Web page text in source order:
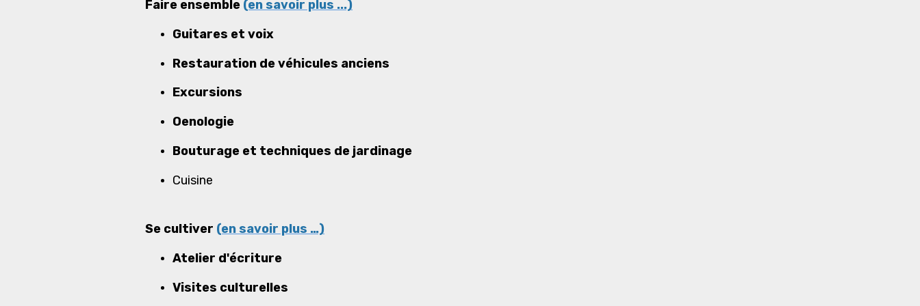
Faire ensemble (en savoir plus ...)
Guitares et voix
Restauration de véhicules anciens
Excursions
Oenologie
Bouturage et techniques de jardinage
Cuisine
Se cultiver (en savoir plus …)
Atelier d'écriture
Visites culturelles